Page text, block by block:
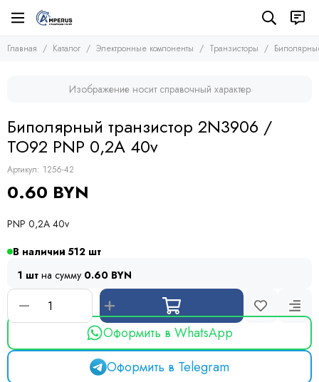
Электронные компоненты
Транзисторы
Транзисторы
Биполярные транзисторы (BJTs)
Тиристоры и симисторы
Модули
Резисторы
Предохранители
Дроссели
Фоточувствительные элементы
Главная Каталог Электронные компоненты Транзисторы
Изображение носит справочный характер
Биполярный транзистор 2N3906 /
TO92 PNP 0,2A 40v
Артикул: 1256-42
0.60 BYN
PNP 0,2A 40v
В наличии 512
1 шт на сумму 0.60 BYN
Оформить в WhatsApp
Оформить в Telegram